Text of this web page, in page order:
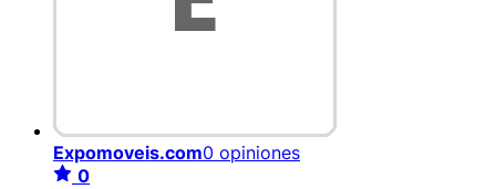
Expomoveis.com0 opiniones
0